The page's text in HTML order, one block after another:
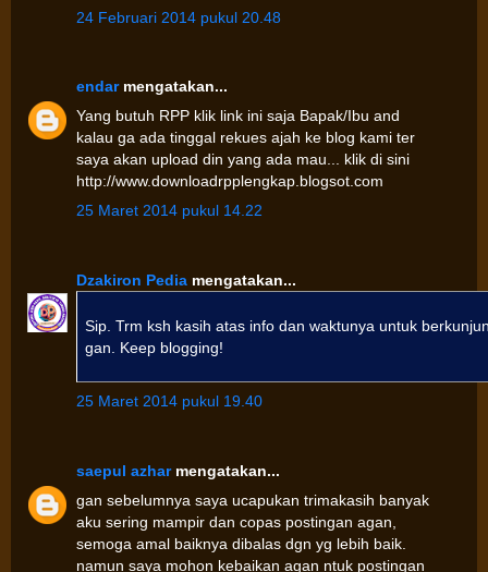
24 Februari 2014 pukul 20.48
endarmengatakan...
Yang butuh RPP klik link ini saja Bapak/Ibu and
kalau ga ada tinggal rekues ajah ke blog kami ter
saya akan upload din yang ada mau... klik di sini
http://www.downloadrpplengkap.blogsot.com
25 Maret 2014 pukul 14.22
Dzakiron Pedia mengatakan...
Sip. Trm ksh kasih atas info dan waktunya untuk
gan. Keep blogging!
25 Maret 2014 pukul 19.40
saepul azharmengatakan...
gan sebelumnya saya ucapukan trimakasih banyak
aku sering mampir dan copas postingan agan,
semoga amal baiknya dibalas dgn yg lebih baik.
namun saya mohon kebaikan agan ntuk postingan